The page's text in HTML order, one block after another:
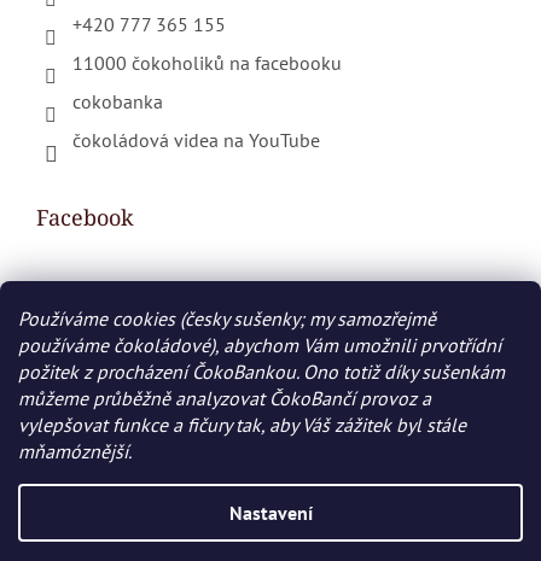
Používáme cookies (česky sušenky; my samozřejmě
používáme čokoládové), abychom Vám umožnili prvotřídní
požitek z procházení ČokoBankou. Ono totiž díky sušenkám
můžeme průběžně analyzovat ČokoBančí provoz a
vylepšovat funkce a fičury tak, aby Váš zážitek byl stále
mňamóznější.
Nastavení
+420 777 365 155
11000 čokoholiků na facebooku
cokobanka
čokoládová videa na YouTube
Facebook
Nákupní košík
0KS /0 KČ
Vytvořil Shoptet